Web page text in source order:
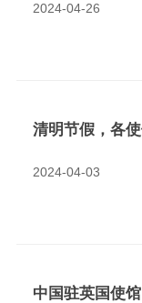
2024-04-26
清明节假，各
2024-04-03
中国驻英国使